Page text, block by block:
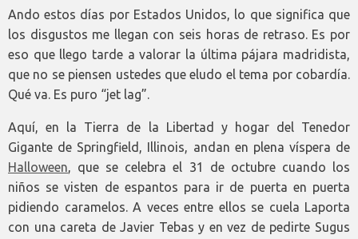
Ando estos días por Estados Unidos, lo que significa que
los disgustos me llegan con seis horas de retraso. Es por
eso que llego tarde a valorar la última pájara madridista,
que no se piensen ustedes que eludo el tema por cobardía.
Qué va. Es puro “jet lag”.
Aquí, en la Tierra de la Libertad y hogar del Tenedor
Gigante de Springfield, Illinois, andan en plena víspera de
Halloween, que se celebra el 31 de octubre cuando los
niños se visten de espantos para ir de puerta en puerta
pidiendo caramelos. A veces entre ellos se cuela Laporta
con una careta de Javier Tebas y en vez de pedirte Sugus